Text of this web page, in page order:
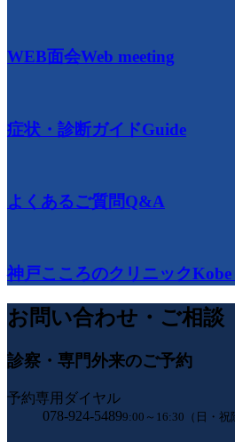
WEB面会Web meeting
症状・診断ガイドGuide
よくあるご質問Q&A
神戸こころのクリニックKobe
お問い合わせ・ご相談
診察・専門外来のご予約
予約専用ダイヤル
078-924-54899:00～16:30（日・祝